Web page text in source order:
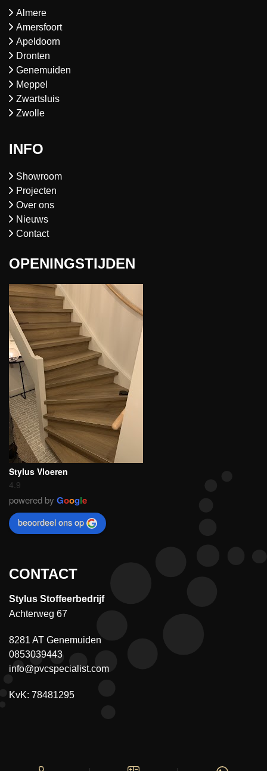
Almere
Amersfoort
Apeldoorn
Dronten
Genemuiden
Meppel
Zwartsluis
Zwolle
INFO
Showroom
Projecten
Over ons
Nieuws
Contact
OPENINGSTIJDEN
Stylus Vloeren
4.9
powered by Google
beoordeel ons op
CONTACT
Stylus Stoffeerbedrijf
Achterweg 67
8281 AT Genemuiden
0853039443
info@pvcspecialist.com
KvK: 78481295